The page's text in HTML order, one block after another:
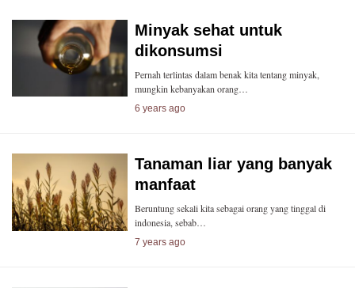
Minyak sehat untuk
dikonsumsi
Pernah terlintas dalam benak kita tentang minyak,
mungkin kebanyakan orang…
6 years ago
Tanaman liar yang banyak
manfaat
Beruntung sekali kita sebagai orang yang tinggal di
indonesia, sebab…
7 years ago